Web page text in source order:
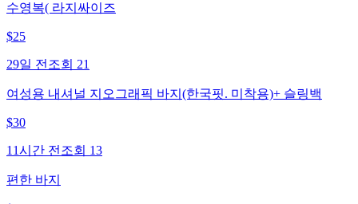
수영복( 라지싸이즈
$25
29일 전 조회 21
여성용 내셔널 지오그래픽 바지(한국핏. 미착용)+ 슬링백
$30
11시간 전 조회 13
편한 바지